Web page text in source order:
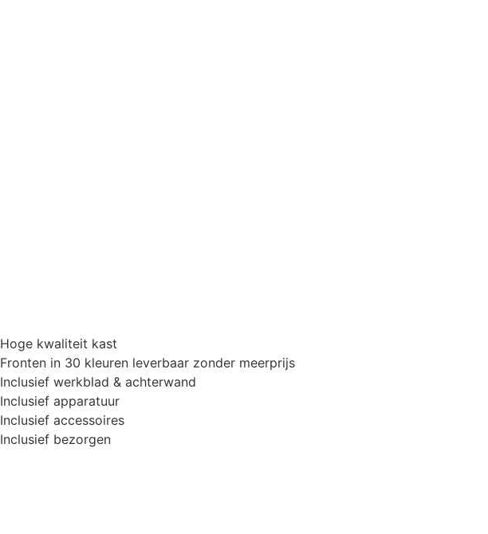
Hoge kwaliteit kast
Fronten in 30 kleuren leverbaar zonder meerprijs
Inclusief werkblad & achterwand
Inclusief apparatuur
Inclusief accessoires
Inclusief bezorgen